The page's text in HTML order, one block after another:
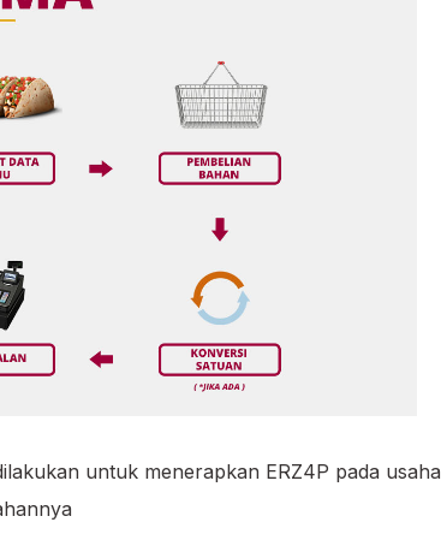
untuk menerapkan ERZ4P pada usaha